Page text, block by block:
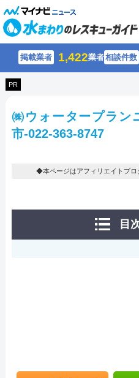
掲載業者 1,422業者相談件数
PR
㈱ウォータープラン
市-022-363-8747
◆本ページはアフィリエイトプロ
目